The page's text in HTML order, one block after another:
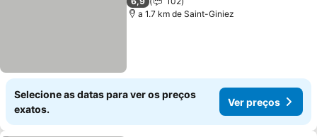
a 1.7 km de Saint-Giniez
Selecione as datas para ver os preços
exatos.
Ver preços